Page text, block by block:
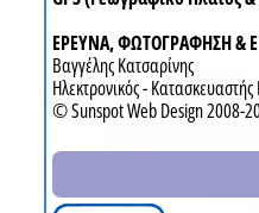
ΕΡΕΥΝΑ, ΦΩΤΟΓΡΑΦΗΣΗ &
Βαγγέλης Κατσαρίνης
Ηλεκτρονικός -
© Sunspot Web Design 2008-